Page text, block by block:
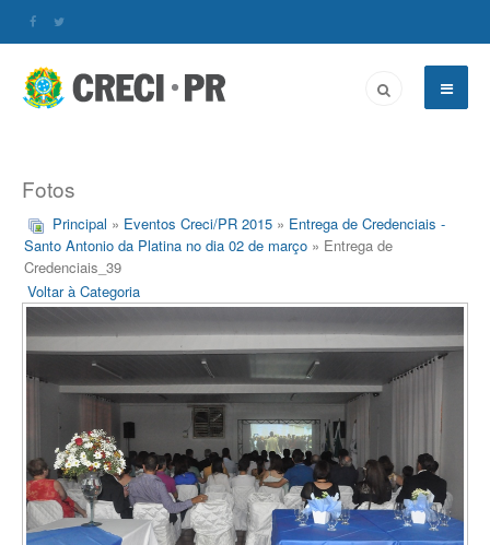
Fotos
Principal » Eventos Creci/PR 2015 » Entrega de Credenciais -
Santo Antonio da Platina no dia 02 de março » Entrega de
Credenciais_39
Voltar à Categoria